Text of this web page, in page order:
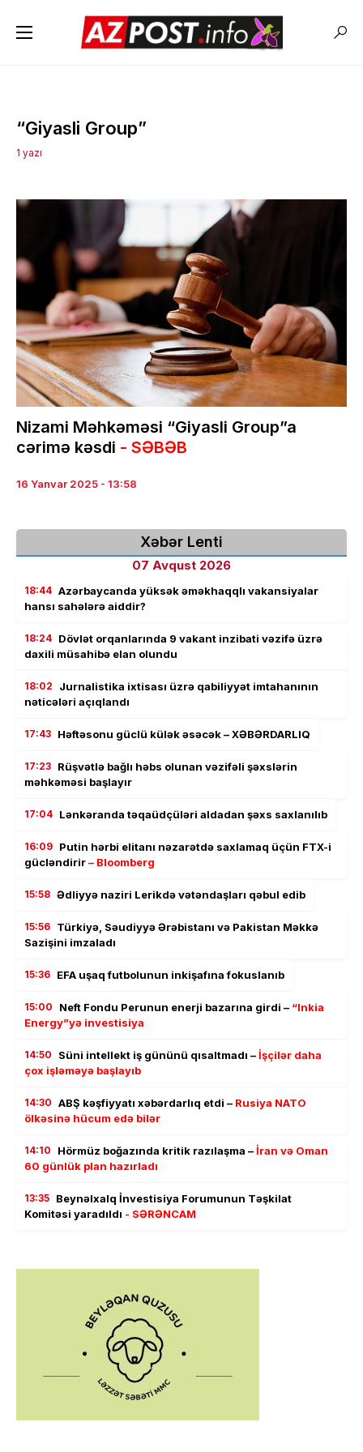
“Giyasli Group”
1 yazı
Nizami Məhkəməsi “Giyasli Group”a
cərimə kəsdi - SƏBƏB
16 Yanvar 2025 - 13:58
Xəbər Lenti
07 Avqust 2026
18:44 Azərbaycanda yüksək əməkhaqqlı vakansiyalar
hansı sahələrə aiddir?
18:24 Dövlət orqanlarında 9 vakant inzibati vəzifə üzrə
daxili müsahibə elan olundu
18:02
Jurnalistika ixtisası üzrə qabiliyyət imtahanının
nəticələri açıqlandı
17:43 Həftəsonu güclü külək əsəcək – XƏBƏRDARLIQ
17:23 Rüşvətlə bağlı həbs olunan vəzifəli şəxslərin
məhkəməsi başlayır
17:04 Lənkəranda təqaüdçüləri aldadan şəxs saxlanılıb
16:09 Putin hərbi elitanı nəzarətdə saxlamaq üçün FTX-i
gücləndirir– Bloomberg
15:58 Ədliyyə naziri Lerikdə vətəndaşları qəbul edib
15:56 Türkiyə, Səudiyyə Ərəbistanı və Pakistan Məkkə
Sazişini imzaladı
15:36 EFA uşaq futbolunun inkişafına fokuslanıb
15:00 Neft Fondu Perunun enerji bazarına girdi – “Inkia
Energy”yə investisiya
14:50 Süni intellekt iş gününü qısaltmadı –İşçilər daha
çox işləməyə başlayıb
14:30 ABŞ kəşfiyyatı xəbərdarlıq etdi – Rusiya NATO
ölkəsinə hücum edə bilər
14:10 Hörmüz boğazında kritik razılaşma –İran və Oman
60 günlük plan hazırladı
13:35 Beynəlxalq İnvestisiya Forumunun Təşkilat
Komitəsi yaradıldı - SƏRƏNCAM